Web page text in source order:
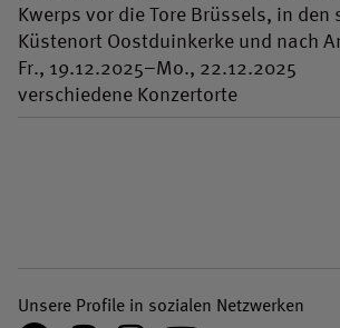
Kwerps vor die Tore Brüssels, in den
Küstenort Oostduinkerke und nach
Fr., 19.12.2025–Mo., 22.12.2025
verschiedene Konzertorte
Unsere Profile in sozialen Netzwerken